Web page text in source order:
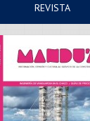
REVISTA